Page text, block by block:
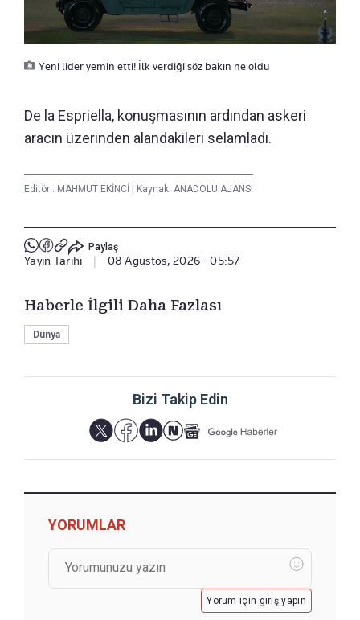
Yeni lider yemin etti! İlk verdiği söz bakın ne oldu
De la Espriella, konuşmasının ardından askeri
aracın üzerinden alandakileri selamladı.
Editör : MAHMUT EKİNCİ Kaynak: ANADOLU AJANSI
Paylaş
Yayın Tarihi 08 Ağustos, 2026 - 05:57
Haberle İlgili Daha Fazlası
Dünya
Bizi Takip Edin
YORUMLAR
Yorum için giriş yapın